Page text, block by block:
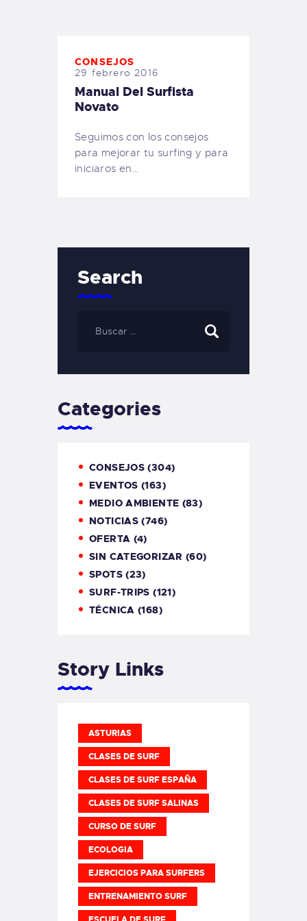
CONSEJOS
29 febrero 2016
Manual Del Surfista
Novato
Seguimos con los consejos
para mejorar tu surfing y para
iniciaros en…
Search
Categories
CONSEJOS (304)
EVENTOS (163)
MEDIO AMBIENTE (83)
NOTICIAS (746)
OFERTA (4)
SIN CATEGORIZAR (60)
SPOTS(23)
SURF-TRIPS (121)
TÉCNICA (168)
Story Links
ASTURIAS
CLASES DE SURF
CLASES DE SURF ESPAÑA
CLASES DE SURF SALINAS
CURSO DE SURF
ECOLOGIA
EJERCICIOS PARA SURFERS
ENTRENAMIENTO SURF